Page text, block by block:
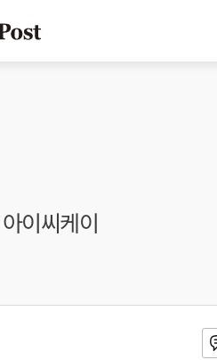
이씨케이